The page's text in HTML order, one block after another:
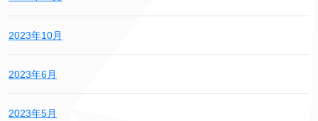
2023年10月
2023年6月
2023年5月